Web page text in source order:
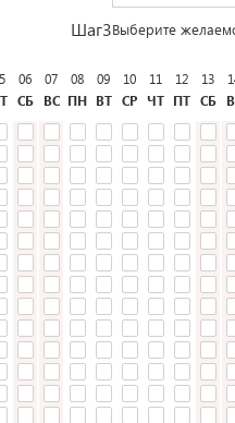
Шаг3Выберите
06
СБ
07
ВС
08
ПН
09
ВТ
10
СР
11
ЧТ
12
ПТ
13
СБ